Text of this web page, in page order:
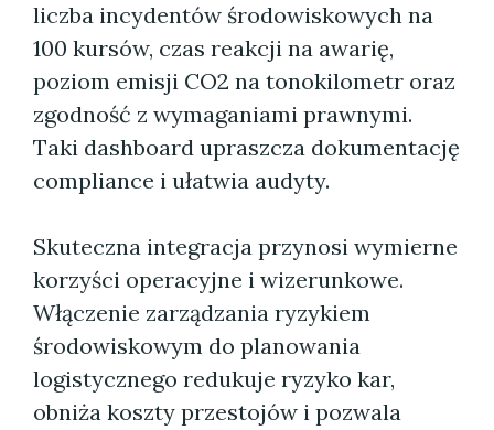
liczba incydentów środowiskowych na
100 kursów, czas reakcji na awarię,
poziom emisji CO2 na tonokilometr oraz
zgodność z wymaganiami prawnymi.
Taki dashboard upraszcza dokumentację
compliance i ułatwia audyty.
Skuteczna integracja przynosi wymierne
korzyści operacyjne i wizerunkowe.
Włączenie zarządzania ryzykiem
środowiskowym do planowania
logistycznego redukuje ryzyko kar,
obniża koszty przestojów i pozwala